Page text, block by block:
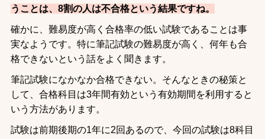
うことは、8割の人は不合格という結果ですね。
確かに、難易度が高く合格率の低い試験であることは事
実なようです。特に筆記試験の難易度が高く、何年も合
格できないという話をよく聞きます。
筆記試験になかなか合格できない。そんなときの秘策と
して、合格科目は3年間有効という有効期間を利用すると
いう方法があります。
試験は前期後期の1年に2回あるので、今回の試験は8科目